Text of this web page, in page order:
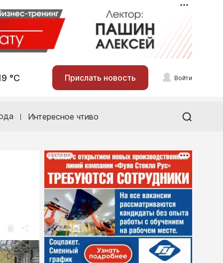
°С Прислать новость Войти
Интересное чтиво
РЕКЛАМА